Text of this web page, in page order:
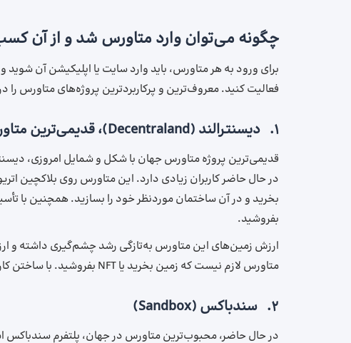
چگونه می‌توان وارد متاورس شد و از آن
برای ورود به هر متاورس، باید وارد سایت یا اپلیکیشن آن
فعالیت کنید. معروف‌ترین و پرکاربردترین پروژه‌های متاورس را
1. دیسنترالند (Decentraland)، قدیمی‌ترین متاورس
در حال حاضر کاربران زیادی دارد. این متاورس روی بلاکچین
بفروشید.
ارزش زمین‌های این متاورس به‌تازگی رشد چشم‌گیری داشته و
متاورس لازم نیست که زمین بخرید یا NFT بفروشید. با ساختن کاراکتر و انجام مینی گیم ها نیز می‌توانید درامد اندکی کسب کنید.
2. سندباکس (Sandbox)
در حال حاضر، محبوب‌ترین متاورس در جهان، پلتفرم